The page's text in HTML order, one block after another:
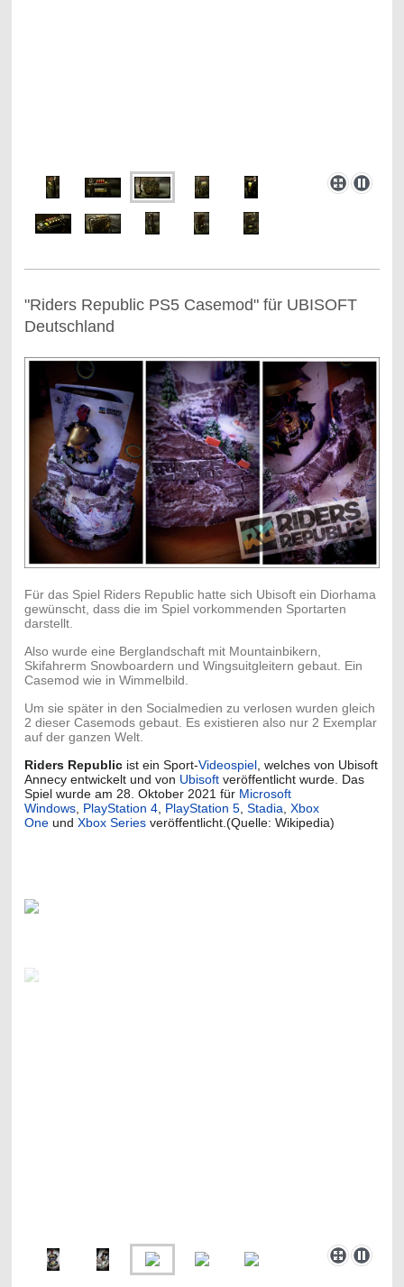
"Riders Republic PS5 Casemod" für UBISOFT
Deutschland
Für das Spiel Riders Republic hatte sich Ubisoft ein Diorhama
gewünscht, dass die im Spiel vorkommenden Sportarten
darstellt.
Also wurde eine Berglandschaft mit Mountainbikern,
Skifahrerm Snowboardern und Wingsuitgleitern gebaut. Ein
Casemod wie in Wimmelbild.
Um sie später in den Socialmedien zu verlosen wurden gleich
2 dieser Casemods gebaut. Es existieren also nur 2 Exemplar
auf der ganzen Welt.
Riders Republicist ein Sport-Videospiel, welches von Ubisoft
Annecy entwickelt und von Ubisoftveröffentlicht wurde. Das
Spiel wurde am 28. Oktober 2021 für Microsoft
Windows, PlayStation 4, PlayStation 5, Stadia Xbox
Oneund Xbox Seriesveröffentlicht.(Quelle: Wikipedia)